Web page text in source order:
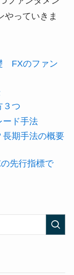
やっていきま
FXのファン
３つ
ード手法
長期手法の概要
先行指標で